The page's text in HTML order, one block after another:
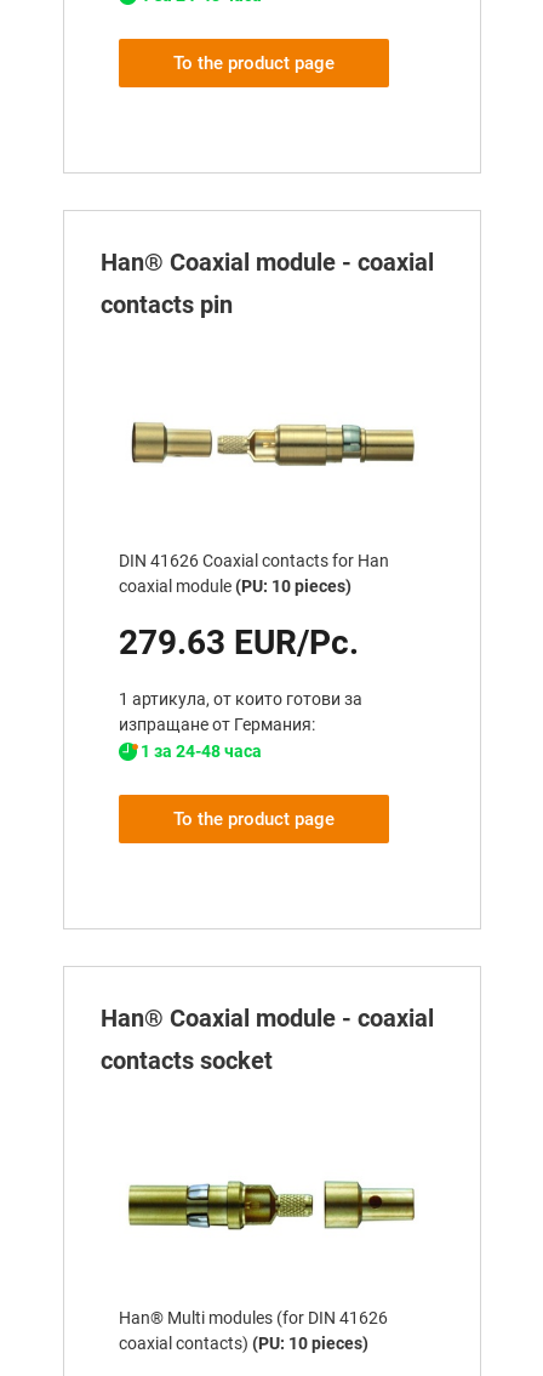
To the product page
Han® Coaxial module - coaxial
contacts pin
DIN 41626 Coaxial contacts for Han
coaxial module(PU: 10 pieces)
279.63 EUR/Pc.
1 артикула, от които готови за
изпращане от Германия:
1 за 24-48 часа
To the product page
Han® Coaxial module - coaxial
contacts socket
Han® Multi modules (for DIN 41626
coaxial contacts) (PU: 10 pieces)